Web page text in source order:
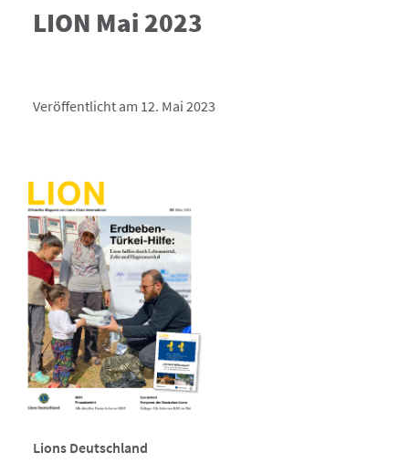
LION Mai 2023
Veröffentlicht am 12. Mai 2023
Lions Deutschland